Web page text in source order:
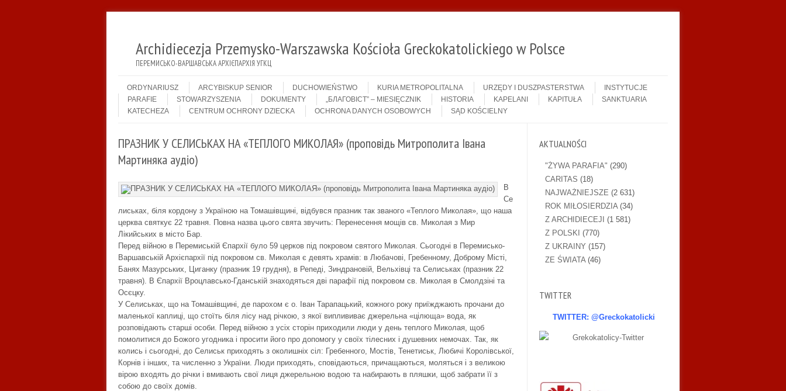
Archidiecezja Przemysko-Warszawska Kościoła Greckokatolickiego w Polsce
ПЕРЕМИСЬКО-ВАРШАВСЬКА АРХІЄПАРХІЯ УГКЦ
Menu
ORDYNARIUSZ
ARCYBISKUP SENIOR DUCHOWIEŃSTWO KURIA METROPOLITALNA URZĘDY I DUSZPASTERSTWA
INSTYTUCJE
PARAFIE
STOWARZYSZENIA DOKUMENTY „БЛАГОВІСТ” – MIESIĘCZNIK HISTORIA KAPELANI KAPITUŁA
SANKTUARIA
KATECHEZA
CENTRUM OCHRONY DZIECKA OCHRONA DANYCH OSOBOWYCH SĄD KOŚCIELNY
ПРАЗНИК У СЕЛИСЬКАХ НА «ТЕПЛОГО МИКОЛАЯ» (проповідь Mитрополита Івана
Мартиняка аудіо)
В
Се
лиськах, біля кордону з Україною на Томашівщині, відбувся празник так званого «Теплого Миколая», що наша
церква святкує 22 травня. Повна назва цього свята звучить: Перенесення мощів св. Миколая з Мир
Лікийських в місто Бар.
Перед війною в Перемиській Єпархії було 59 церков під покровом святого Миколая. Сьогодні в Перемисько-
Варшавській Архієпархії під покровом св. Миколая є девять храмів: в Любачові, Гребенному, Доброму Місті,
Банях Мазурських, Циганку (празник 19 грудня), в Репеді, Зиндрановій, Вельхівці та Селиськах (празник 22
травня). В Єпархії Вроцлавсько-Гданській знаходяться дві парафії під покровом св. Миколая в Смолдзіні та
Осєцку.
У Селиськах, що на Томашівщині, де парохом є о. Іван Тарапацький, кожного року приїжджають прочани до
маленької каплиці, що стоїть біля лісу над річкою, з якої виплививає джерельна «цілюща» вода, як
розповідають старші особи. Перед війною з усіх сторін приходили люди у день теплого Миколая, щоб
помолитися до Божого угодника і просити його про допомогу у своїх тілесних і душевних немочах. Так, як
колись і сьогодні, до Селиськ приходять з околишніх сіл: Гребенного, Мостів, Тенетиськ, Любичі Королівської,
Корнів і інших, та численно з України. Люди приходять, сповідаються, причащаються, моляться і з великою
вірою входять до річки і вмивають свої лиця джерельною водою та набирають в пляшки, щоб забрати її з
собою до своїх домів.
AKTUALNOŚCI
"ŻYWA PARAFIA" (290)
CARITAS (18)
NAJWAŻNIEJSZE (2 631)
ROK MIŁOSIERDZIA(34)
Z ARCHIDIECEJI (1 581)
Z POLSKI (770)
Z UKRAINY (157)
ZE ŚWIATA(46)
TWITTER
TWITTER: @Greckokatolicki